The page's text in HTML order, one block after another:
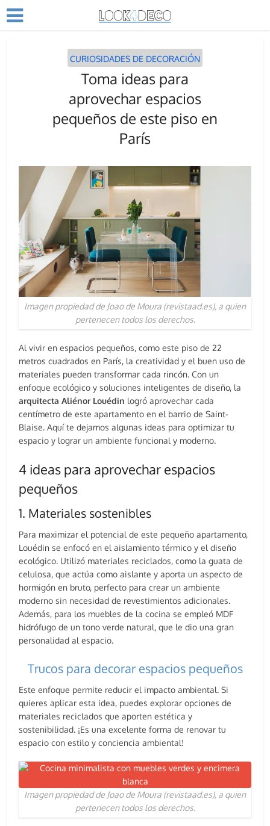
CURIOSIDADES DE DECORACIÓN
Toma ideas para
aprovechar espacios
pequeños de este piso en
París
Imagen propiedad de Joao de Moura (revistaad.es), a quien
pertenecen todos los derechos.
Al vivir en espacios pequeños, como este piso de 22
metros cuadrados en París, la creatividad y el buen uso de
materiales pueden transformar cada rincón. Con un
enfoque ecológico y soluciones inteligentes de diseño, la
arquitecta Aliénor Louédin logró aprovechar cada
centímetro de este apartamento en el barrio de Saint-
Blaise. Aquí te dejamos algunas ideas para optimizar tu
espacio y lograr un ambiente funcional y moderno.
4 ideas para aprovechar espacios
pequeños
1. Materiales sostenibles
Para maximizar el potencial de este pequeño apartamento,
Louédin se enfocó en el aislamiento térmico y el diseño
ecológico. Utilizó materiales reciclados, como la guata de
celulosa, que actúa como aislante y aporta un aspecto de
hormigón en bruto, perfecto para crear un ambiente
moderno sin necesidad de revestimientos adicionales.
Además, para los muebles de la cocina se empleó MDF
hidrófugo de un tono verde natural, que le dio una gran
personalidad al espacio.
Trucos para decorar espacios pequeños
Este enfoque permite reducir el impacto ambiental. Si
quieres aplicar esta idea, puedes explorar opciones de
materiales reciclados que aporten estética y
sostenibilidad. ¡Es una excelente forma de renovar tu
espacio con estilo y conciencia ambiental!
Imagen propiedad de Joao de Moura (revistaad.es), a quien
pertenecen todos los derechos.